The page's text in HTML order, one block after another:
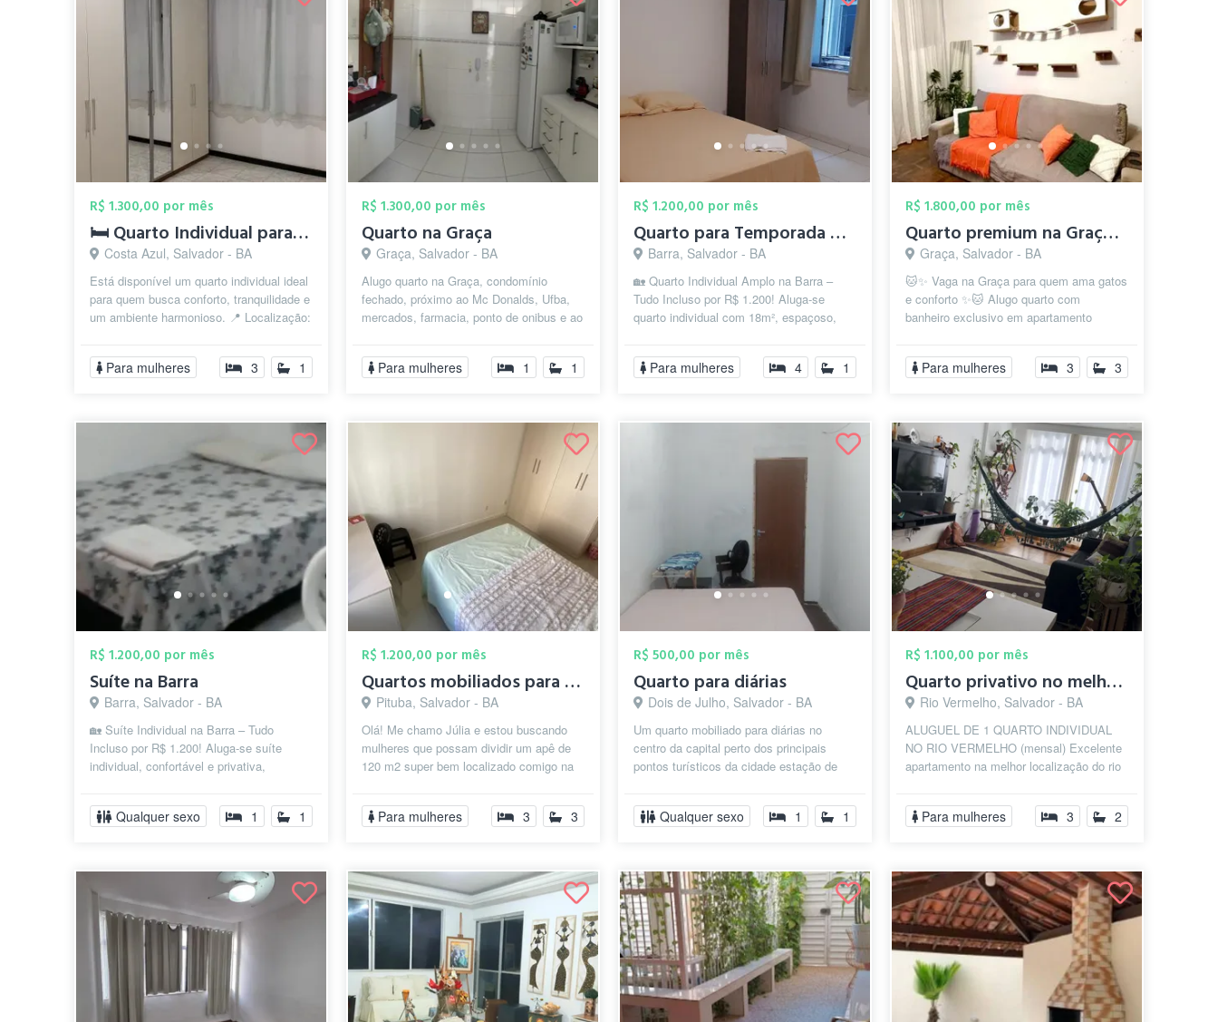
R$ 1.300,00 por mês
🛏️ Quarto Individual para Mulheres — Di...
Costa Azul, Salvador - BA
Está disponível um quarto individual ideal
para quem busca conforto, tranquilidade e
um ambiente harmonioso. 📍 Localização:
Para mulheres 3 1
R$ 1.300,00 por mês
Quarto na Graça
Graça, Salvador - BA
Alugo quarto na Graça, condomínio
fechado, próximo ao Mc Donalds, Ufba,
mercados, farmacia, ponto de onibus e ao
Para mulheres 1 1
R$ 1.200,00 por mês
Quarto para Temporada na Barra
Barra, Salvador - BA
🏡 Quarto Individual Amplo na Barra –
Tudo Incluso por R$ 1.200! Aluga-se
quarto individual com 18m², espaçoso,
Para mulheres 4 1
R$ 1.800,00 por mês
Quarto premium na Graça | Banheiro exclu...
Graça, Salvador - BA
🐱✨ Vaga na Graça para quem ama gatos
e conforto ✨🐱 Alugo quarto com
banheiro exclusivo em apartamento
localiza...
Para mulheres 3 3
R$ 1.200,00 por mês
Suíte na Barra
Barra, Salvador - BA
🏡 Suíte Individual na Barra – Tudo
Incluso por R$ 1.200! Aluga-se suíte
individual, confortável e privativa,
Caravelas,...
Qualquer sexo 1 1
R$ 1.200,00 por mês
Quartos mobiliados para mulheres na Pitu...
Pituba, Salvador - BA
Olá! Me chamo Júlia e estou buscando
mulheres que possam dividir um apê de
120 m2 super bem localizado comigo na
Para mulheres 3 3
R$ 500,00 por mês
Quarto para diárias
Dois de Julho, Salvador - BA
Um quarto mobiliado para diárias no
centro da capital perto dos principais
pontos turísticos da cidade estação de
Qualquer sexo 1 1
R$ 1.100,00 por mês
Quarto privativo no melhor do Rio Vermel...
Rio Vermelho, Salvador - BA
ALUGUEL DE 1 QUARTO INDIVIDUAL
NO RIO VERMELHO (mensal) Excelente
apartamento na melhor localização do rio
ôn...
Para mulheres 3 2